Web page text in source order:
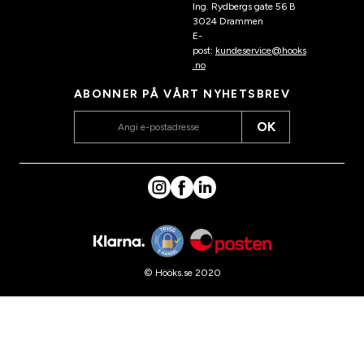
Ing. Rydbergs gate 56 B
3024 Drammen
E-
post: kundeservice@hooks
.no
ABONNER PÅ VÅRT NYHETSBREV
OK
© Hööks.se 2020